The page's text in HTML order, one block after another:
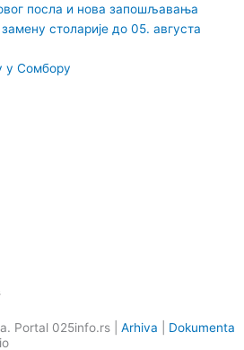
посла и нова запошљавања
столарије до 05. августа
у Сомбору
Portal 025info.rs | Arhiva
Dokumenta